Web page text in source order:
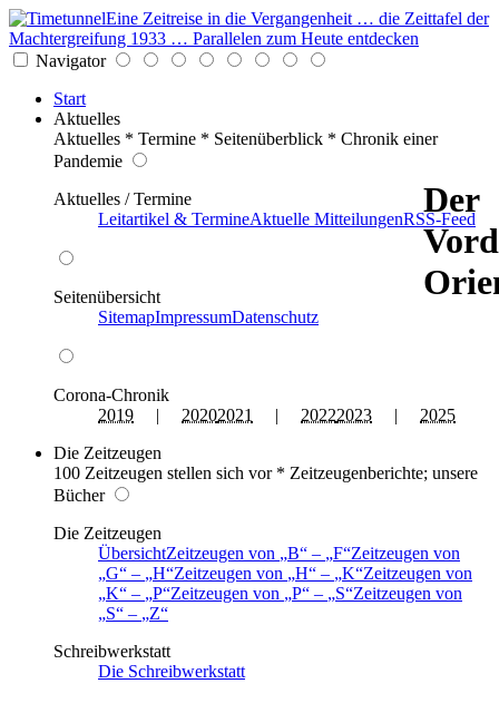
Eine Zeitreise in die Vergangenheit … die Zeittafel der
Machtergreifung 1933 … Parallelen zum Heute entdecken
Navigator
Start
Aktuelles
Aktuelles * Termine * Seitenüberblick * Chronik einer
Pandemie
Aktuelles / Termine
Leitartikel & TermineAktuelle MitteilungenRSS-Feed
Seitenübersicht
SitemapImpressumDatenschutz
Corona-Chronik
2019 | 20202021 | 20222023 | 2025
Die Zeitzeugen
100 Zeitzeugen stellen sich vor * Zeitzeugenberichte; unsere
Bücher
Die Zeitzeugen
ÜbersichtZeitzeugen von B – F Zeitzeugen von
G
– H Zeitzeugen von H – K Zeitzeugen von
K
– P Zeitzeugen von P – S Zeitzeugen von
S
–
Z
Schreibwerkstatt
Die Schreibwerkstatt
Der